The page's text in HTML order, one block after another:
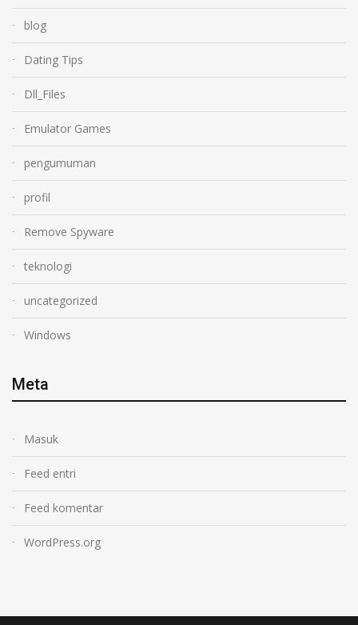
blog
Dating Tips
Dll_Files
Emulator Games
pengumuman
profil
Remove Spyware
teknologi
uncategorized
Windows
Meta
Masuk
Feed entri
Feed komentar
WordPress.org